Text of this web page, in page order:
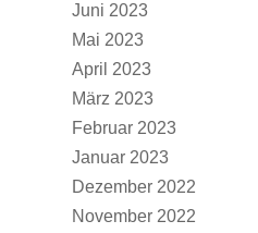
Juni 2023
Mai 2023
April 2023
März 2023
Februar 2023
Januar 2023
Dezember 2022
November 2022